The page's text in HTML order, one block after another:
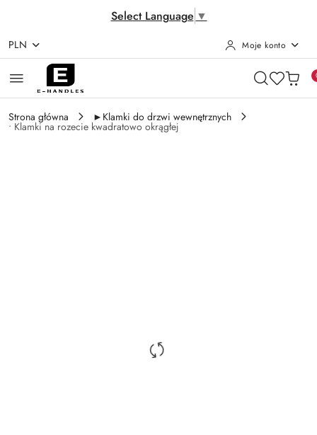
Select Language ▼
Przejdź do treści głównej
Przejdź do wyszukiwarki
Przejdź do moje konto
Przejdź do menu głównego
Przejdź do opisu produktu
Przejdź do stopki
PLN Moje konto
Strona główna ►Klamki do drzwi wewnętrznych
• Klamki na rozecie kwadratowo okrągłej